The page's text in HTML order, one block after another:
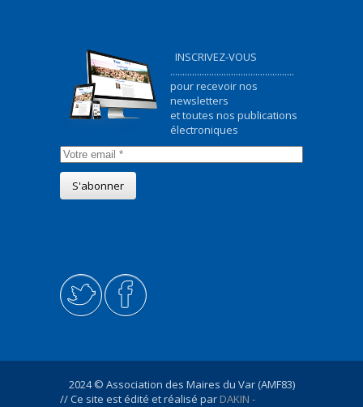
INSCRIVEZ-VOUS
...................................................
pour recevoir nos
newsletters
et toutes nos publications
électroniques
2024 © Association des Maires du Var (AMF83)
// Ce site est édité et réalisé par DAKIN -